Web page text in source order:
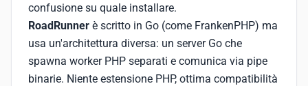
confusione su quale installare.
RoadRunner è scritto in Go (come FrankenPHP) ma
usa un'architettura diversa: un server Go che
spawna worker PHP separati e comunica via pipe
binarie. Niente estensione PHP, ottima compatibilità